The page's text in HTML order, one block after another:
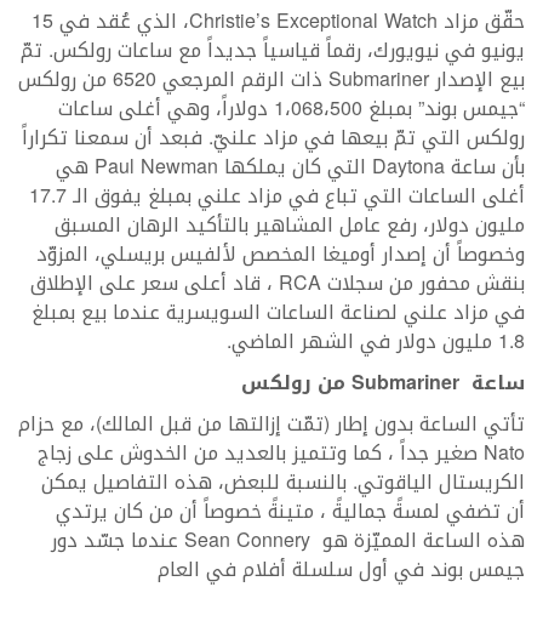
حقّق مزاد Christie’s Exceptional Watch، الذي عُقد في 15
يونيو في نيويورك، رقماً قياسياً جديداً مع ساعات رولكس. تمّ
بيع الإصدار Submariner ذات الرقم المرجعي 6520 من رولكس
“جيمس بوند” بمبلغ 1،068،500 دولاراً، وهي أغلى ساعات
رولكس التي تمّ بيعها في مزاد علنيّ. فبعد أن سمعنا تكراراً
بأن ساعة Daytona التي كان يملكها Paul Newman هي
أغلى الساعات التي تباع في مزاد علني بمبلغ يفوق الـ 17.7
مليون دولار، رفع عامل المشاهير بالتأكيد الرهان المسبق
وخصوصاً أن إصدار أوميغا المخصص لألفيس بريسلي، المزوّد
بنقش محفور من سجلات RCA ، قاد أعلى سعر على الإطلاق
في مزاد علني لصناعة الساعات السويسرية عندما بيع بمبلغ
1.8 مليون دولار في الشهر الماضي.
ساعة Submarinerمن رولكس
تأتي الساعة بدون إطار (تمّت إزالتها من قبل المالك)، مع حزام
Nato صغير جداً ، كما وتتميز بالعديد من الخدوش على زجاج
الكريستال الياقوتي. بالنسبة للبعض، هذه التفاصيل يمكن
أن تضفي لمسةً جماليةً ، متينةً خصوصاً أن من كان يرتدي
هذه الساعة المميّزة هو Sean Connery عندما جسّد دور
جيمس بوند في أول سلسلة أفلام في العام